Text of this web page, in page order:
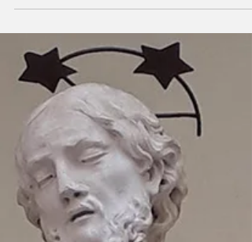
Chiunque, sulla tratta da Trento a Feltre,
passa per...